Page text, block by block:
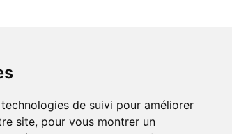
de suivi pour améliorer
site, pour vous montrer un